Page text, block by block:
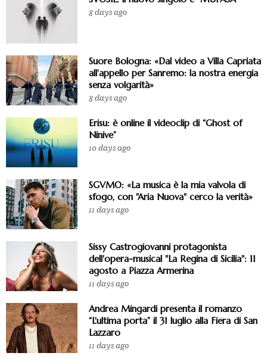
8 days ago
Suore Bologna: «Dal video a Villa Capriata
all'appello per Sanremo: la nostra energia
senza volgarità»
8 days ago
Erisu: è online il videoclip di “Ghost of
Ninive”
10 days ago
SGVMO: «La musica è la mia valvola di
sfogo, con "Aria Nuova" cerco la verità»
11 days ago
Sissy Castrogiovanni protagonista
dell'opera-musical "La Regina di Sicilia": 11
agosto a Piazza Armerina
11 days ago
Andrea Mingardi presenta il romanzo
“L'ultima porta” il 31 luglio alla Fiera di San
Lazzaro
11 days ago